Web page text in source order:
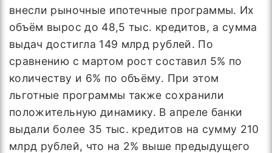
внесли рыночные ипотечные программы. Их
объём вырос до 48,5 тыс. кредитов, а сумма
выдач достигла 149 млрд рублей. По
сравнению с мартом рост составил 5% по
количеству и 6% по объёму. При этом
льготные программы также сохранили
положительную динамику. В апреле банки
выдали более 35 тыс. кредитов на сумму 210
млрд рублей, что на 2% выше предыдущего